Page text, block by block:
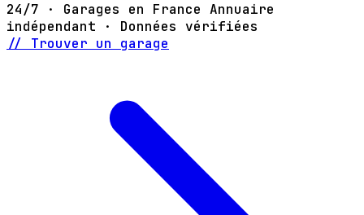
24/7 · Garages en France Annuaire
indépendant · Données vérifiées
// Trouver un garage